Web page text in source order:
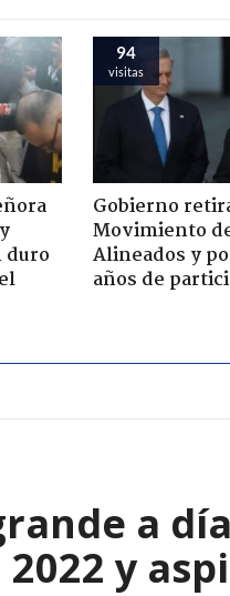
duro
94
visitas
Gobierno
Movimiento
Alineados y
años de
a
y